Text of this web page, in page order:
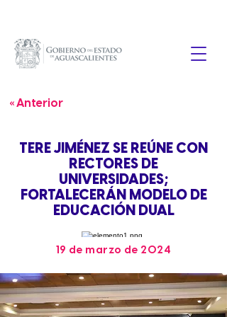
« Anterior
TERE JIMÉNEZ SE REÚNE CON
RECTORES DE
UNIVERSIDADES;
FORTALECERÁN MODELO DE
EDUCACIÓN DUAL
19 de marzo de 2024